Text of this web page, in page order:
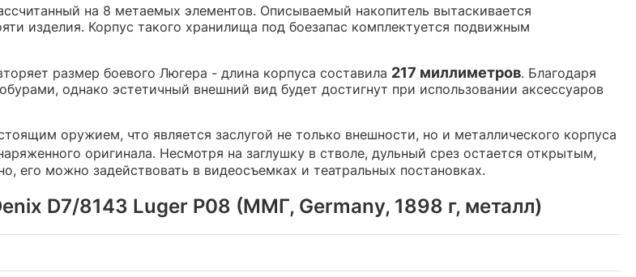
на 8 метаемых элементов. Описываемый накопитель вытаскивается
изделия. Корпус такого хранилища под боезапас комплектуется подвижным
размер боевого Люгера - длина корпуса составила 217 миллиметров. Благодаря
однако эстетичный внешний вид будет достигнут при использовании аксессуаров
оружием, что является заслугой не только внешности, но и металлического корпуса
оригинала. Несмотря на заглушку в стволе, дульный срез остается открытым,
его можно задействовать в видеосъемках и театральных постановках.
D7/8143 Luger P08 (ММГ, Germany, 1898 г, металл)